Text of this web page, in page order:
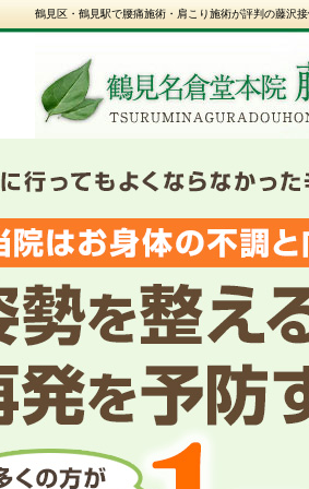
鶴見区・鶴見駅で腰痛施術・肩こり施術が評判の藤沢